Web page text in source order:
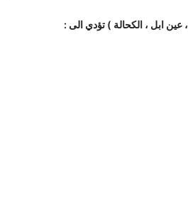
عين ابل ، الكحالة ) تؤدي الى :